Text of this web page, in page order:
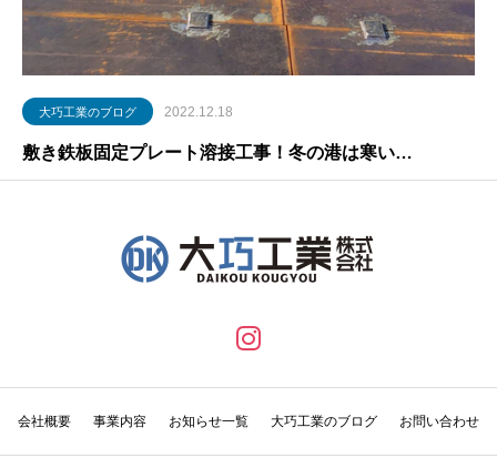
大巧工業のブログ 2022.12.18
敷き鉄板固定プレート溶接工事！冬の港は寒い…
会社概要 事業内容 お知らせ一覧 大巧工業のブログ お問い合わせ